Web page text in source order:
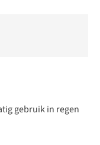
gebruik in regen